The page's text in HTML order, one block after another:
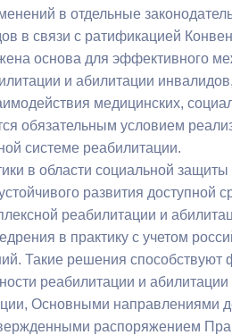
в отдельные
в связи с ратификацией
основа для эффективного
и абилитации
медицинских,
обязательным условием
системе реабилитации.
в области социальной
развития доступной
реабилитации и
в практику с учетом
Такие решения
реабилитации и
Основными направлениями
распоряжением